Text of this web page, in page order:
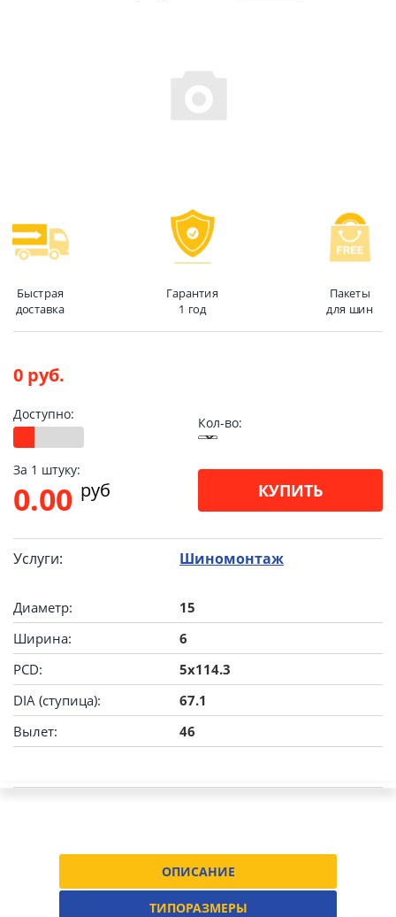
Быстрая
доставка
Гарантия
1 год
Пакеты
для шин
0 руб.
Доступно:
Кол-во:
За 1 штуку:
0.00 pуб КУПИТЬ
Услуги: Шиномонтаж
Диаметр:
15
Ширина:
6
PCD:
5x114.3
DIA (ступица):
67.1
Вылет:
46
ОПИСАНИЕ
ТИПОРАЗМЕРЫ